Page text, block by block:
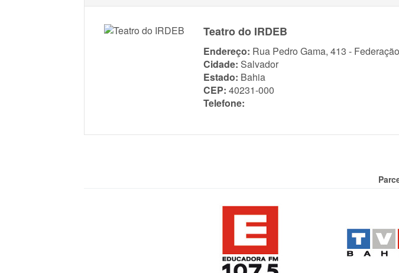
Teatro do IRDEB
Endereço: Rua Pedro Gama, 413 - Federação
Cidade: Salvador
Estado: Bahia
CEP: 40231-000
Telefone: